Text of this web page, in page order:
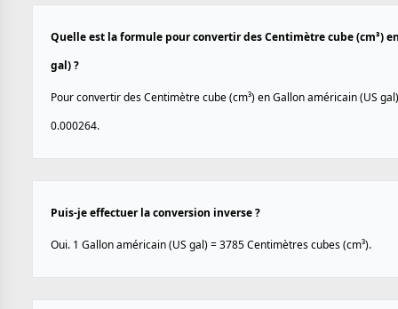
Quelle est la formule pour convertir des Centimètre cube (cm³)
gal) ?
Pour convertir des Centimètre cube (cm³) en Gallon américain (US
0.000264.
Puis-je effectuer la conversion inverse ?
Oui. 1 Gallon américain (US gal) = 3785 Centimètres cubes (cm³).